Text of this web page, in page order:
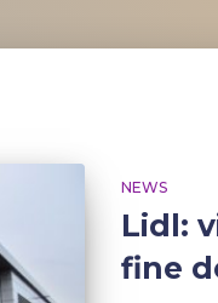
NEWS
Lidl:
fine